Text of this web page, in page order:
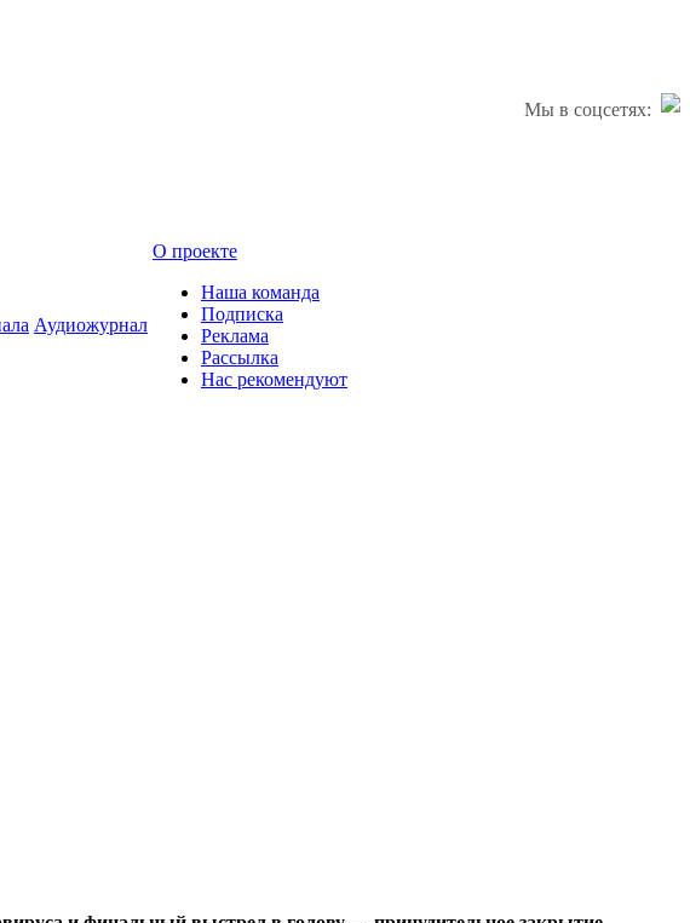
Мы в соцсетях:
Аудиожурнал
О проекте
Наша команда
Подписка
Реклама
Рассылка
Нас рекомендуют